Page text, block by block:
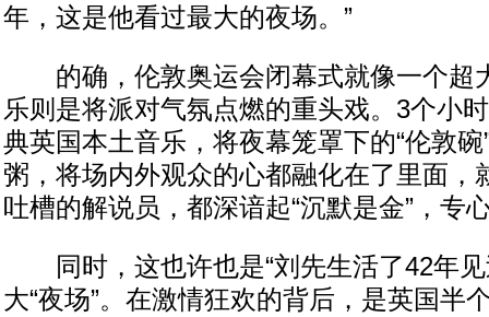
年，这是他看过最大的夜场。”
的确，伦敦奥运会闭幕式就像一个超
乐则是将派对气氛点燃的重头戏。3个小
典英国本土音乐，将夜幕笼罩下的“伦敦
粥，将场内外观众的心都融化在了里面，
吐槽的解说员，都深谙起“沉默是金”，专
同时，这也许也是“刘先生活了42年见
大“夜场”。在激情狂欢的背后，是英国半